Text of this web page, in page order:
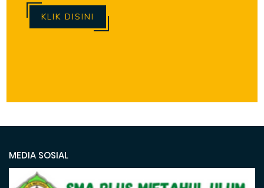
KLIK DISINI
MEDIA SOSIAL